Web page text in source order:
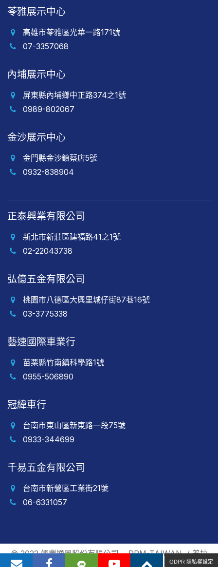
苓雅展示中心
高雄市苓雅區光華一路171號
07-3357068
內埔展示中心
屏東縣內埔鄉中正路374之1號
0989-802067
金沙展示中心
金門縣金沙鎮蔡店5號
0932-838904
正泰興業有限公司
新北市新莊區建福路41之1號
02-22043738
弘億五金有限公司
桃園市八德區大興里城仔街87巷16號
03-3775338
藝速國際車業行
苗栗縣竹南鎮科學路1號
0955-506890
冠緯車行
台南市東山區新東路一段75號
0933-344699
千易五金有限公司
台南市新營區工業街21號
06-6331057
© 2022 翊豐通風股份有限公司 PRM-TAIWAN /普拉
GDPR 隱私權設定